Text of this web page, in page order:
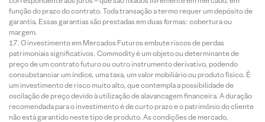
função do prazo do contrato. Toda transação a termo requer um depósito de
garantia. Essas garantias são prestadas em duas formas: cobertura ou
margem.
O investimento em Mercados Futuros embute riscos de perdas
patrimoniais significativos. Commodity é um objeto ou determinante de
preço de um contrato futuro ou outro instrumento derivativo, podendo
consubstanciar um índice, uma taxa, um valor mobiliário ou produto físico. É
um investimento de risco muito alto, que contempla a possibilidade de
oscilação de preço devido à utilização de alavancagem financeira. A duração
recomendada para o investimento é de curto prazo e o patrimônio do cliente
não está garantido neste tipo de produto. As condições de mercado,